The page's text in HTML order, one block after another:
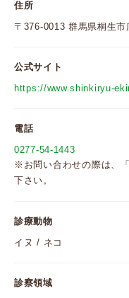
住所
〒376-0013 群馬県桐生
公式サイト
https://www.shinkiryu-
電話
0277-54-1443
※お問い合わせの際は、
下さい。
診療動物
イヌ / ネコ
診察領域